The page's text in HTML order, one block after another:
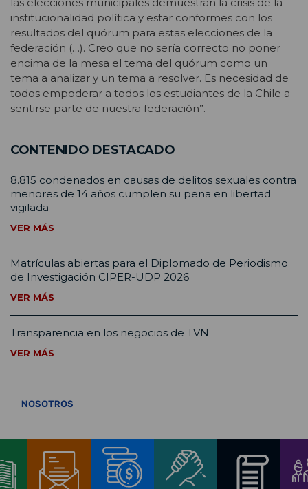
institucionalidad política y estar conformes con los
resultados del quórum para estas elecciones de la
federación (…). Creo que no sería correcto no poner
encima de la mesa el tema del quórum como un
tema a analizar y un tema a resolver. Es necesidad de
todos empoderar a todos los estudiantes de la Chile a
sentirse parte de nuestra federación”.
CONTENIDO DESTACADO
8.815 condenados en causas de delitos sexuales contra
menores de 14 años cumplen su pena en libertad
vigilada
VER MÁS
Matrículas abiertas para el Diplomado de Periodismo
de Investigación CIPER-UDP 2026
VER MÁS
Transparencia en los negocios de TVN
VER MÁS
NOSOTROS